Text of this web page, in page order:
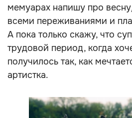
мемуарах напишу про
всеми переживаниями и
А пока только скажу, что
трудовой период, когда
получилось так, как
артистка.